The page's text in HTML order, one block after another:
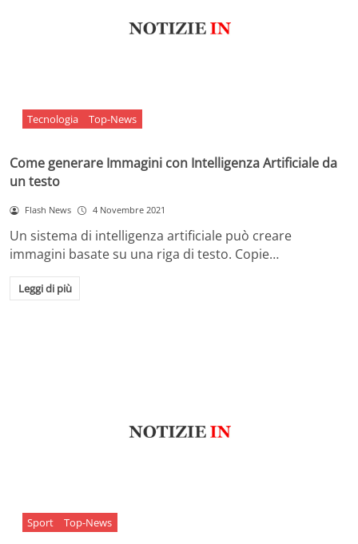
Tecnologia Top-News
Come generare Immagini con Intelligenza Artificiale da
un testo
Flash News 4 Novembre 2021
Un sistema di intelligenza artificiale può creare
immagini basate su una riga di testo. Copie…
Leggi di più
Sport Top-News